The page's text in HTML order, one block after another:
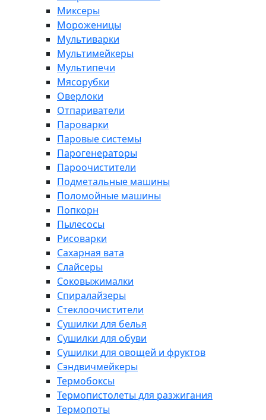
Миксеры
Мороженицы
Мультиварки
Мультимейкеры
Мультипечи
Мясорубки
Оверлоки
Отпариватели
Пароварки
Паровые системы
Парогенераторы
Пароочистители
Подметальные машины
Поломойные машины
Попкорн
Пылесосы
Рисоварки
Сахарная вата
Слайсеры
Соковыжималки
Спиралайзеры
Стеклоочистители
Сушилки для белья
Сушилки для обуви
Сушилки для овощей и фруктов
Сэндвичмейкеры
Термобоксы
Термопистолеты для разжигания
Термопоты